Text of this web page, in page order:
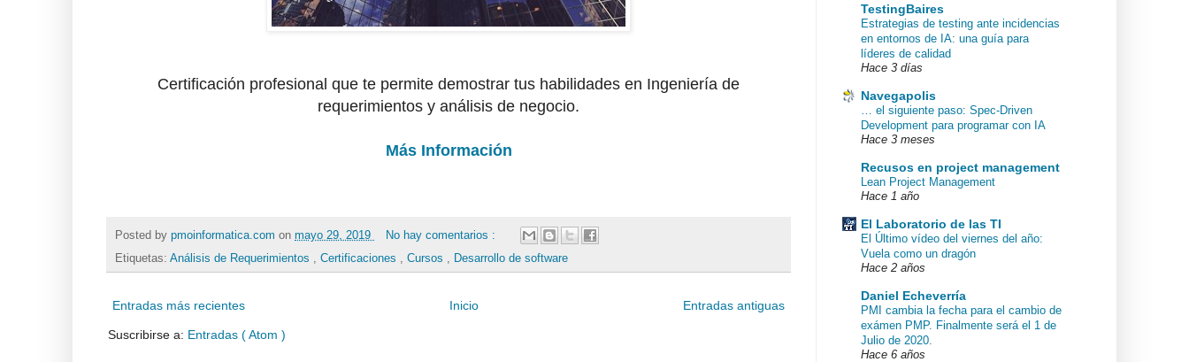
Certificación profesional que te permite demostrar tus habilidades en Ingeniería de
requerimientos y análisis de negocio.
Más Información
Posted by pmoinformatica.com on mayo 29, 2019
No hay comentarios :
Etiquetas: Análisis de Requerimientos , Certificaciones , Cursos , Desarrollo de software
Entradas más recientes Entradas antiguas
Inicio
Suscribirse a: Entradas ( Atom )
TestingBaires
Estrategias de testing ante incidencias
en entornos de IA: una guía para
líderes de calidad
Hace 3 días
Navegapolis
… el siguiente paso: Spec-Driven
Development para programar con IA
Hace 3 meses
Recusos en project management
Lean Project Management
Hace 1 año
El Laboratorio de las TI
El Último vídeo del viernes del año:
Vuela como un dragón
Hace 2 años
Daniel Echeverría
PMI cambia la fecha para el cambio de
exámen PMP. Finalmente será el 1 de
Julio de 2020.
Hace 6 años